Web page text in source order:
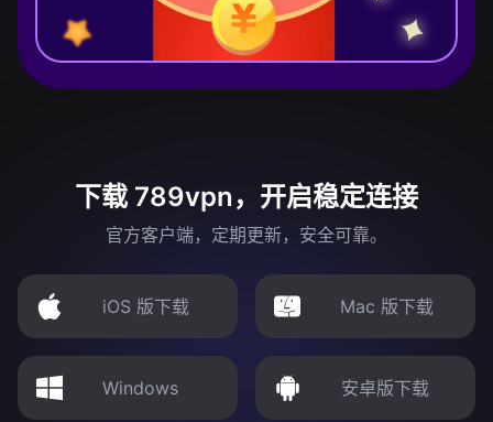
下载 789vpn，开启稳定连接
官方客户端，定期更新，安全可靠。
iOS 版下载 Mac 版下载
Windows 安卓版下载